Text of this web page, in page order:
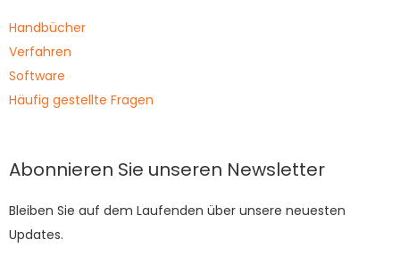
Handbücher
Verfahren
Software
Häufig gestellte Fragen
Abonnieren Sie unseren Newsletter
Bleiben Sie auf dem Laufenden über unsere neuesten
Updates.